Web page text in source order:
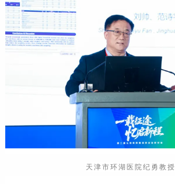
天津市环湖医院纪勇教授